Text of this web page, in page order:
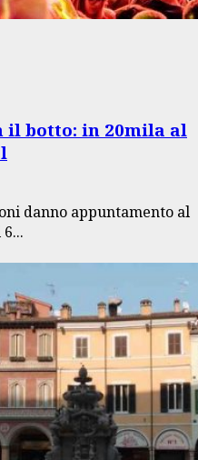
il botto: in 20mila al
danno appuntamento al